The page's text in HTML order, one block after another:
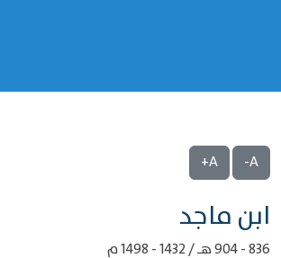
A-
A+
‌‌ابن ماجد
836 - 904 هـ / 1432 - 1498 م